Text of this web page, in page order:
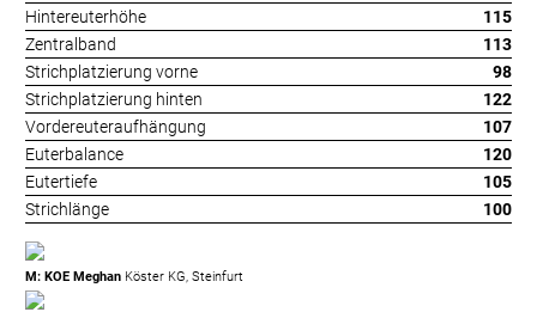
Hintereuterhöhe
115
Zentralband
113
Strichplatzierung vorne
98
Strichplatzierung hinten
122
Vordereuteraufhängung
107
Euterbalance
120
Eutertiefe
105
Strichlänge
100
M: KOE Meghan Köster KG, Steinfurt